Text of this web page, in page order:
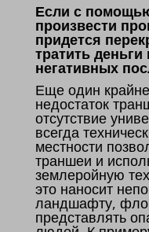
Если с
произвести
придется
тратить
негативных
Еще один
недостаток
отсутствие
всегда
местности
траншеи и
землеройную
это наносит
ландшафту,
представлять